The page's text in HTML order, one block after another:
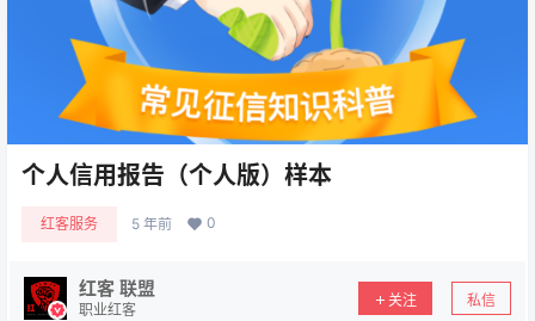
个人信用报告（个人版）样本
红客服务 5 年前 0
红客 联盟
职业红客
关注 私信